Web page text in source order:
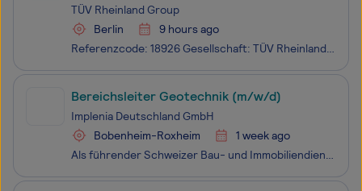
der Geschäftsleitung der TÜV Rheinland
TÜV Rheinland Group
Berlin
9 hours ago
Referenzcode: 18926 Gesellschaft: TÜV Rheinland Group Die Begeisterung für zukunftsweisende Lösungen teilen wir mit über 28.000 Menschen rund um den Globus. Bei TÜV Rheinland können Sie Ihr Wissen eigenverantwortlich einbringen und sich dabei persönlich immer weiter entwickeln. Wir sind ein Team au
Bereichsleiter Geotechnik (m/w/d)
Implenia Deutschland GmbH
Bobenheim-Roxheim
1 week ago
Als führender Schweizer Bau- und Immobiliendienstleister entwickelt, realisiert und bewirtschaftet Implenia Lebensräume, Arbeitswelten und Infrastruktur für künftige Generationen in der Schweiz und in Deutschland. Zudem bietet Implenia in weiteren Märkten Tunnelbau- und damit verbundene Infrastruktu